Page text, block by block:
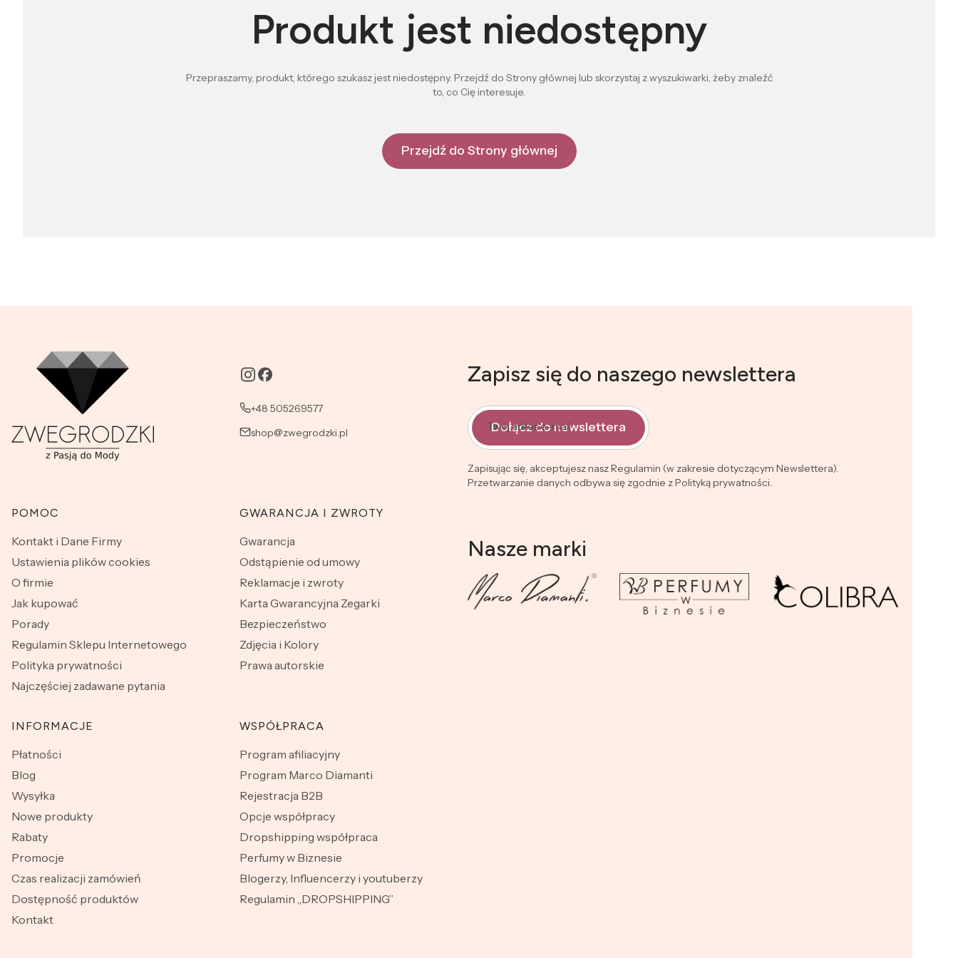
Produkt jest niedostępny
Przepraszamy, produkt, którego szukasz jest niedostępny. Przejdź do Strony głównej lub skorzystaj z wyszukiwarki, żeby znaleźć
to, co Cię interesuje.
Przejdź do Strony głównej
+48 505269577
shop@zwegrodzki.pl
Linki w stopce
POMOC
Kontakt i Dane Firmy
Ustawienia plików cookies
O firmie
Jak kupować
Porady
Regulamin Sklepu Internetowego
Polityka prywatności
Najczęściej zadawane pytania
GWARANCJA I ZWROTY
Gwarancja
Odstąpienie od umowy
Reklamacje i zwroty
Karta Gwarancyjna Zegarki
Bezpieczeństwo
Zdjęcia i Kolory
Prawa autorskie
INFORMACJE
Płatności
Blog
Wysyłka
Nowe produkty
Rabaty
Promocje
Czas realizacji zamówień
Dostępność produktów
Kontakt
WSPÓŁPRACA
Program afiliacyjny
Program Marco Diamanti
Rejestracja B2B
Opcje współpracy
Dropshipping współpraca
Perfumy w Biznesie
Blogerzy, Influencerzy i youtuberzy
Regulamin „DROPSHIPPING”
Zapisz się do naszego newslettera
Twój adres e-mail
Dołącz do newslettera
Zapisując się, akceptujesz nasz Regulamin (w zakresie dotyczącym Newslettera).
Przetwarzanie danych odbywa się zgodnie z Polityką prywatności.
Nasze marki